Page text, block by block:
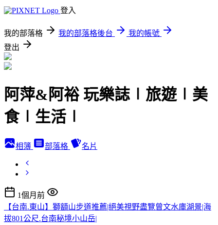
登入
我的部落格 我的部落格後台
我的帳號
登出
阿萍&阿裕 玩樂誌∣旅遊∣美
食∣生活∣
相簿 部落格 名片
1個月前
【台南.東山】獅額山步道推薦|絕美視野盡覽曾文水庫湖景|海
拔801公尺.台南秘境小山岳|